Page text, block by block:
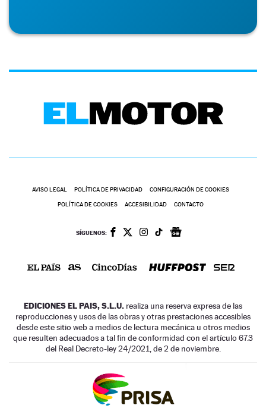
AVISO LEGAL POLÍTICA DE PRIVACIDAD CONFIGURACIÓN DE COOKIES
POLÍTICA DE COOKIES ACCESIBILIDAD CONTACTO
SÍGUENOS:
EDICIONES EL PAIS, S.L.U. realiza una reserva expresa de las
reproducciones y usos de las obras y otras prestaciones accesibles
desde este sitio web a medios de lectura mecánica u otros medios
que resulten adecuados a tal fin de conformidad con el artículo 67.3
del Real Decreto-ley 24/2021, de 2 de noviembre.